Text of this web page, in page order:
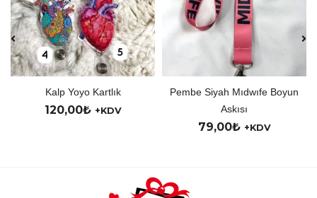
Kalp Yoyo Kartlık
120,00₺ +KDV
Pembe Siyah Mıdwıfe Boyun
Askısı
79,00₺ +KDV